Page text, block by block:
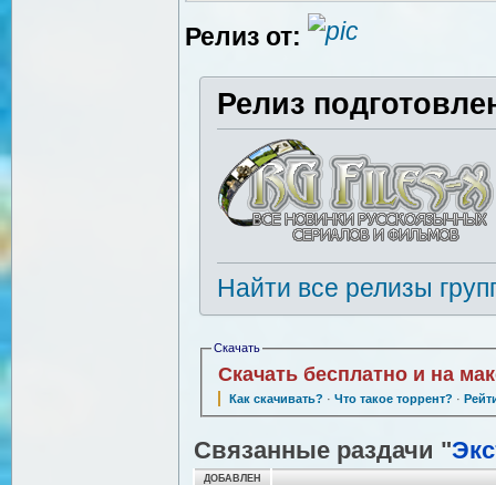
Релиз от:
Релиз
Найти все релизы
Скачать
Скачать бесплатно и на
Как скачивать? · Что такое торрент? ·
Связанные раздачи "
ДОБАВЛЕН